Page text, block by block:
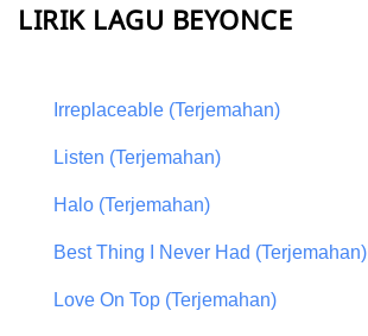
LIRIK LAGU BEYONCE
Irreplaceable (Terjemahan)
Listen (Terjemahan)
Halo (Terjemahan)
Best Thing I Never Had (Terjemahan)
Love On Top (Terjemahan)